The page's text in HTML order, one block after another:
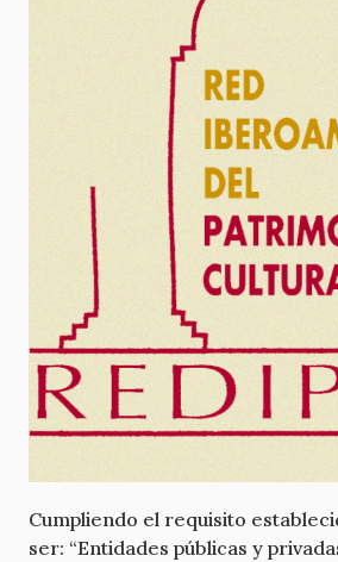
Cumpliendo el requisito
ser: “Entidades públicas y